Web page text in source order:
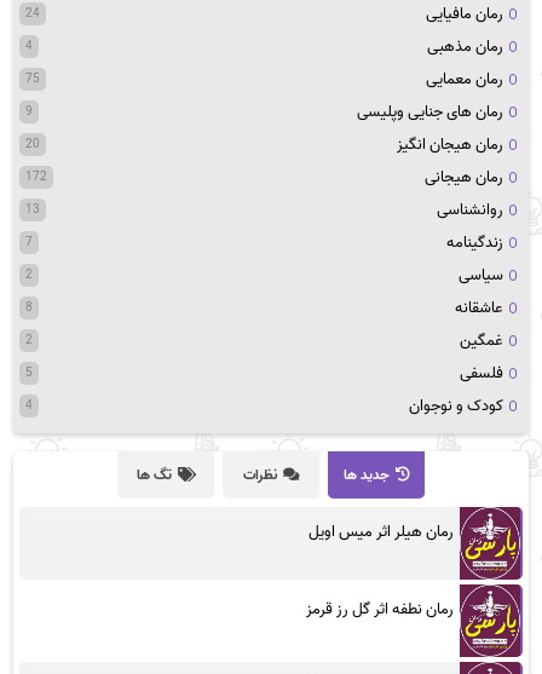
رمان مافیایی 24
رمان مذهبی 4
رمان معمایی 75
رمان های جنایی وپلیسی 9
رمان هیجان انگیز 20
رمان هیجانی 172
روانشناسی 13
زندگینامه 7
سیاسی 2
عاشقانه 8
غمگین 2
فلسفی 5
کودک و نوجوان 4
جدید ها نظرات تگ ها
رمان هیلر اثر میس اویل
رمان نطفه اثر گل رز قرمز